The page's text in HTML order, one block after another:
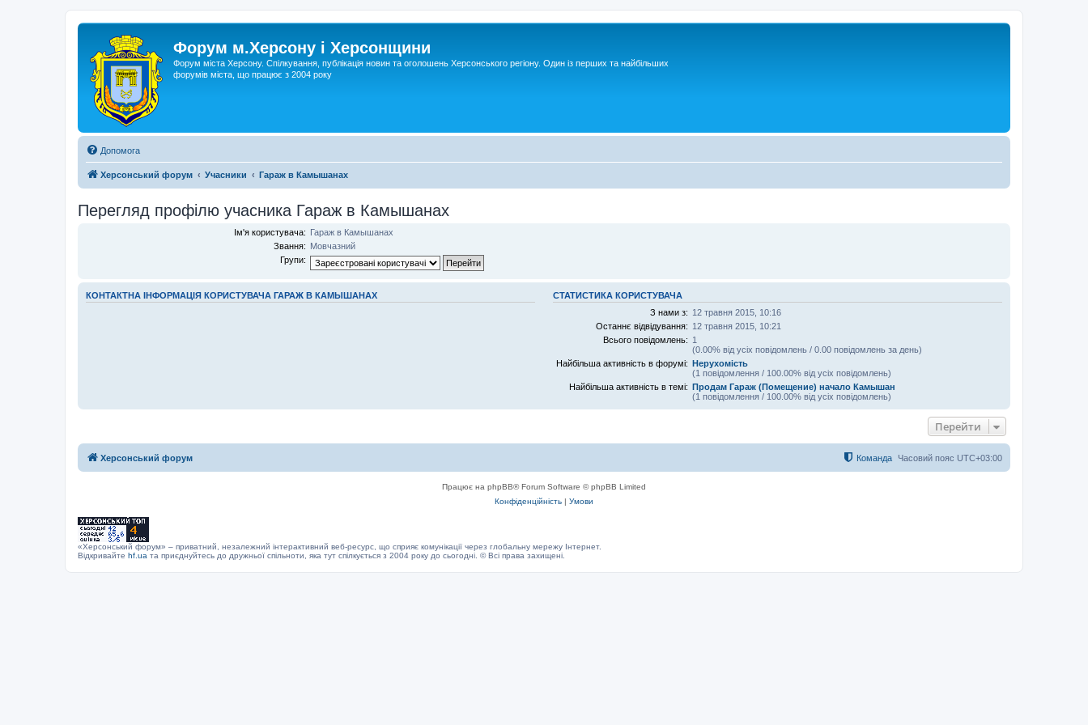
Форум м.Херсону і Херсонщини
Форум міста Херсону. Спілкування, публікація новин та оголошень Херсонського регіону. Один із перших та найбільших
форумів міста, що працює з 2004 року
Допомога
Херсонський форум Учасники Гараж в Камышанах
Перегляд профілю учасника Гараж в Камышанах
Ім'я користувача: Гараж в Камышанах
Звання: Мовчазний
Групи:
КОНТАКТНА ІНФОРМАЦІЯ КОРИСТУВАЧА ГАРАЖ В КАМЫШАНАХ
СТАТИСТИКА КОРИСТУВАЧА
З нами з: 12 травня 2015, 10:16
Останнє відвідування: 12 травня 2015, 10:21
Всього повідомлень: 1
(0.00% від усіх повідомлень / 0.00 повідомлень за день)
Найбільша активність в форумі: Нерухомість
(1 повідомлення / 100.00% від усіх повідомлень)
Найбільша активність в темі: Продам Гараж (Помещение) начало Камышан
(1 повідомлення / 100.00% від усіх повідомлень)
Перейти
Херсонський форум Часовий пояс UTC+03:00
Команда
Працює на phpBB® Forum Software © phpBB Limited
Конфіденційність | Умови
«Херсонський форум» – приватний, незалежний інтерактивний веб-ресурс, що сприяє комунікації через глобальну мережу Інтернет.
Відкривайте hf.ua та приєднуйтесь до дружньої спільноти, яка тут спілкується з 2004 року до сьогодні. © Всі права захищені.